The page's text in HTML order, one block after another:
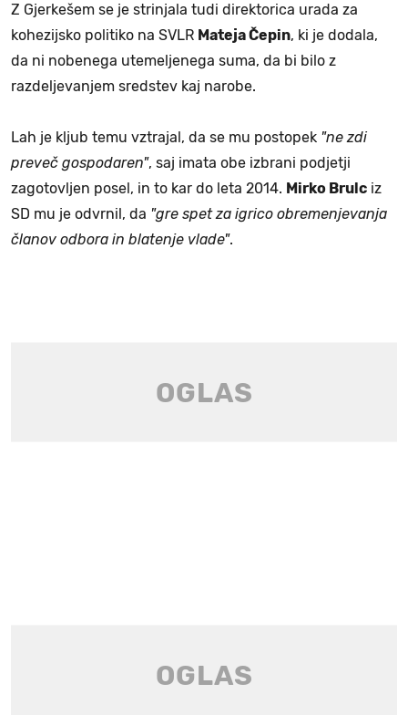
Z Gjerkešem se je strinjala tudi direktorica urada za
kohezijsko politiko na SVLR Mateja Čepin, ki je dodala,
da ni nobenega utemeljenega suma, da bi bilo z
razdeljevanjem sredstev kaj narobe.
Lah je kljub temu vztrajal, da se mu postopek "ne zdi
preveč gospodaren", saj imata obe izbrani podjetji
zagotovljen posel, in to kar do leta 2014. Mirko Brulc iz
SD mu je odvrnil, da "gre spet za igrico obremenjevanja
članov odbora in blatenje vlade".